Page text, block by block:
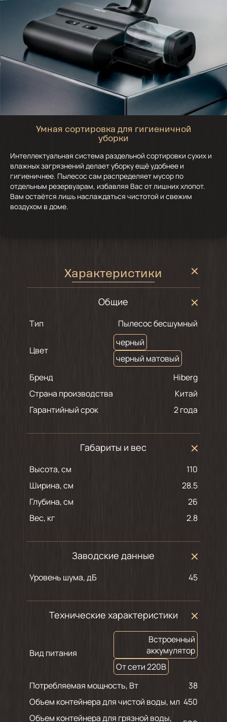
Умная сортировка для гигиеничной
уборки
Интеллектуальная система раздельной сортировки сухих и
влажных загрязнений делает уборку ещё удобнее и
гигиеничнее. Пылесос сам распределяет мусор по
отдельным резервуарам, избавляя Вас от лишних хлопот.
Вам остаётся лишь наслаждаться чистотой и свежим
воздухом в доме.
Характеристики
Общие
Тип Пылесос бесшумный
Цвет
черный
черный матовый
Бренд
Hiberg
Страна производства
Китай
Гарантийный срок
2 года
Габариты и вес
Высота, см
110
Ширина, см
28.5
Глубина, см
26
Вес, кг
2.8
Заводские данные
Уровень шума, дБ 45
Технические характеристики
Вид питания
Встроенный
аккумулятор
От сети 220В
Потребляемая мощность, Вт
38
Объем контейнера для чистой воды, мл
450
Объем контейнера для грязной воды,